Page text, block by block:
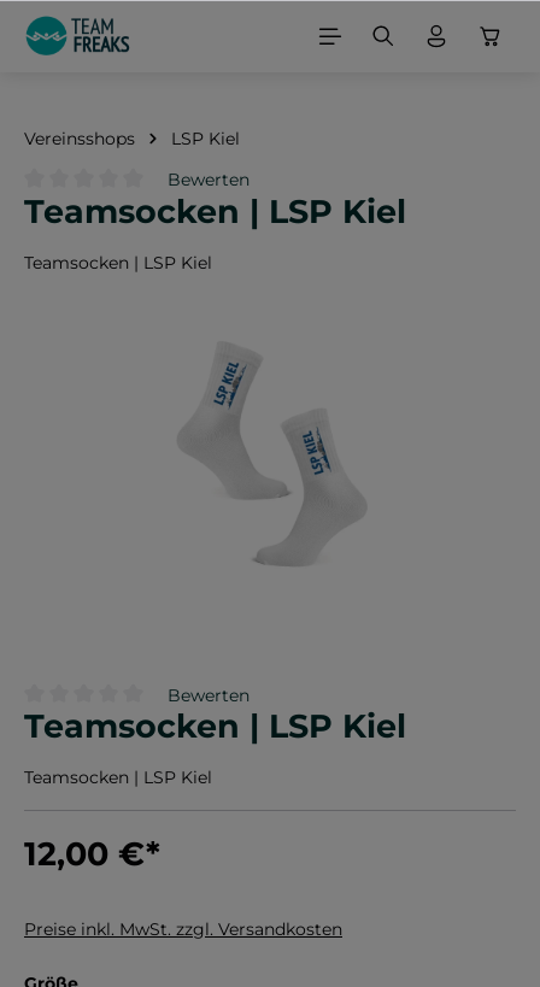
springen
Vereinsshops LSP Kiel
Durchschnittliche Bewertung von 0 von 5 Sternen
Bewerten
Teamsocken | LSP Kiel
Teamsocken | LSP Kiel
Durchschnittliche Bewertung von 0 von 5 Sternen
Bewerten
Teamsocken | LSP Kiel
Teamsocken | LSP Kiel
12,00 €*
Preise inkl. MwSt. zzgl. Versandkosten
auswählen